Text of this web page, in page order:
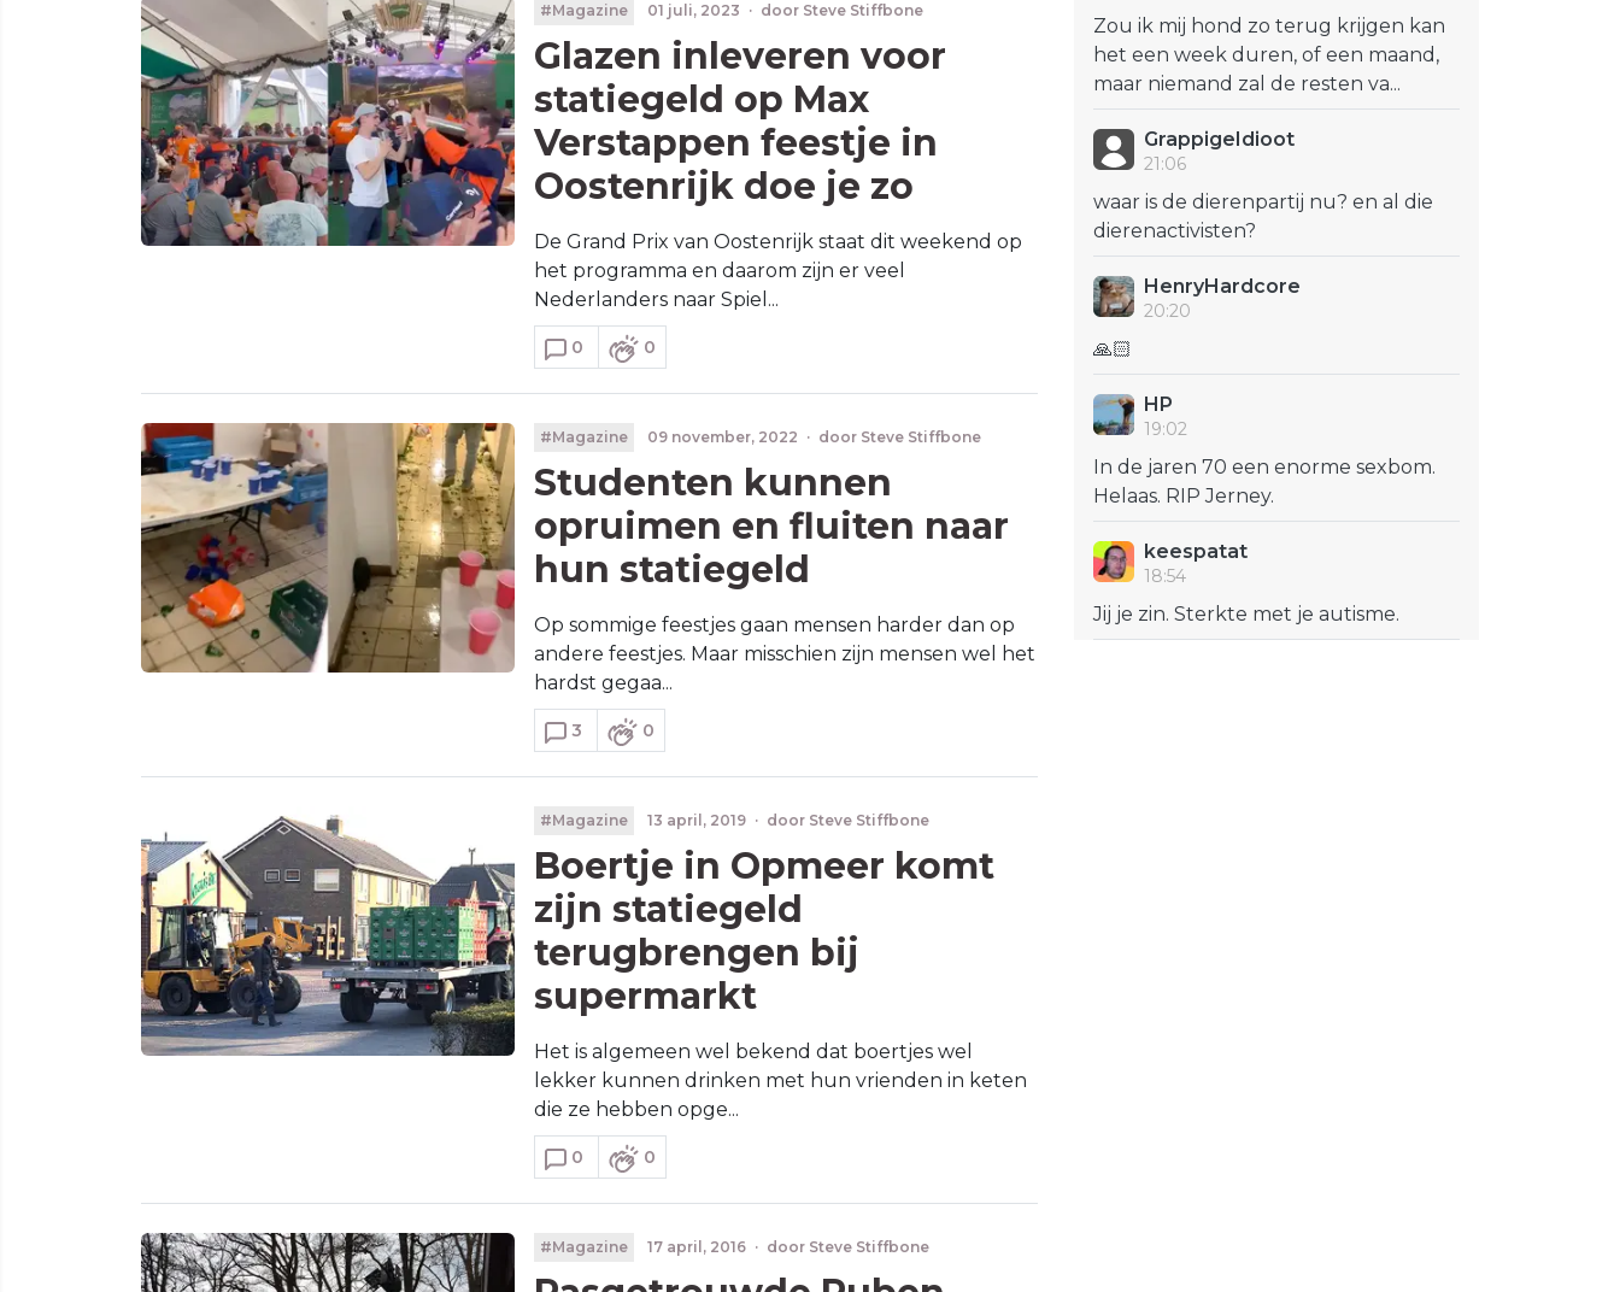
#Magazine 01 juli, 2023 · door Steve Stiffbone
Glazen inleveren voor
statiegeld op Max
Verstappen feestje in
Oostenrijk doe je zo
De Grand Prix van Oostenrijk staat dit weekend op
het programma en daarom zijn er veel
Nederlanders naar Spiel...
0 0
#Magazine 09 november, 2022 · door Steve Stiffbone
Studenten kunnen
opruimen en fluiten naar
hun statiegeld
Op sommige feestjes gaan mensen harder dan op
andere feestjes. Maar misschien zijn mensen wel het
hardst gegaa...
3 0
#Magazine 13 april, 2019 · door Steve Stiffbone
Boertje in Opmeer komt
zijn statiegeld
terugbrengen bij
supermarkt
Het is algemeen wel bekend dat boertjes wel
lekker kunnen drinken met hun vrienden in keten
die ze hebben opge...
0 0
#Magazine 17 april, 2016 · door Steve Stiffbone
Zou ik mij hond zo terug krijgen kan
het een week duren, of een maand,
maar niemand zal de resten va...
GrappigeIdioot
21:06
waar is de dierenpartij nu? en al die
dierenactivisten?
HenryHardcore
20:20
🙏🏻
HP
19:02
In de jaren 70 een enorme sexbom.
Helaas. RIP Jerney.
keespatat
18:54
Jij je zin. Sterkte met je autisme.